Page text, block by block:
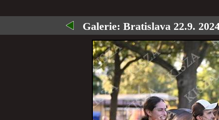
Galerie: Bratislava 22.9.